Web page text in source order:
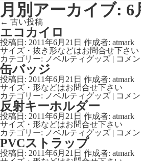
月別アーカイブ: 6
← 古い投稿
エコカイロ
投稿日: 2011年6月21日 作成者: atmark
サイズ・抜き形などはお問合せ下さい
カテゴリー: ノベルティグッズ | コメ
缶バッジ
投稿日: 2011年6月21日 作成者: atmark
サイズ・形などはお問合せ下さい
カテゴリー: ノベルティグッズ | コメ
反射キーホルダー
投稿日: 2011年6月21日 作成者: atmark
サイズ・形などはお問合せ下さい
カテゴリー: ノベルティグッズ | コメ
PVCストラップ
投稿日: 2011年6月21日 作成者: atmark